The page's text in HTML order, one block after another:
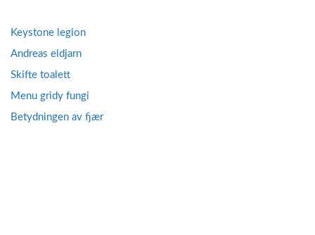
Keystone legion
Andreas eldjarn
Skifte toalett
Menu gridy fungi
Betydningen av fjær